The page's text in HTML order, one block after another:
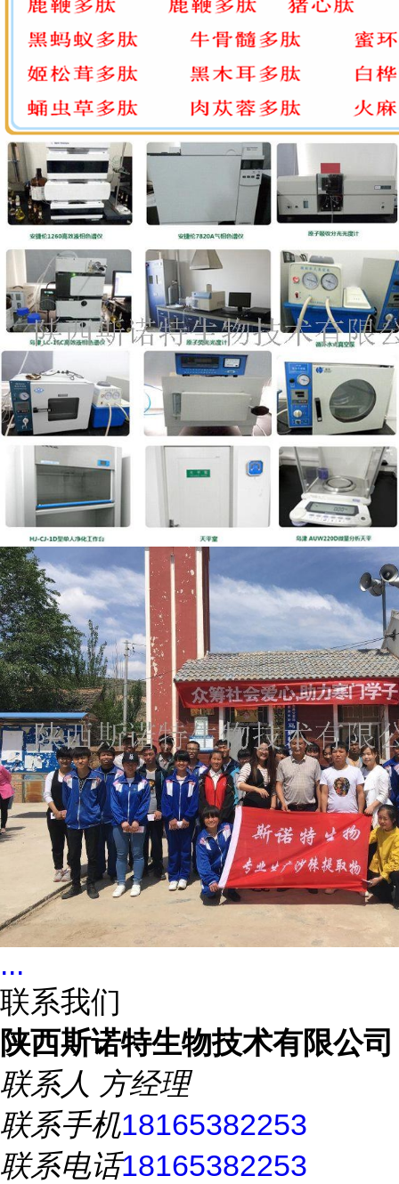
...
联系我们
陕西斯诺特生物技术有限公司
联系人 方经理
联系手机18165382253
联系电话18165382253